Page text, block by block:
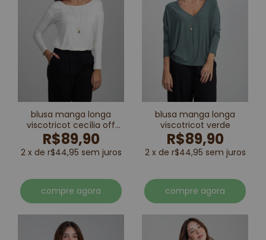
blusa manga longa
viscotricot cecília off
white
R$89,90
2 x de r$44,95 sem juros
compre agora
blusa manga longa
viscotricot verde
R$89,90
2 x de r$44,95 sem juros
compre agora